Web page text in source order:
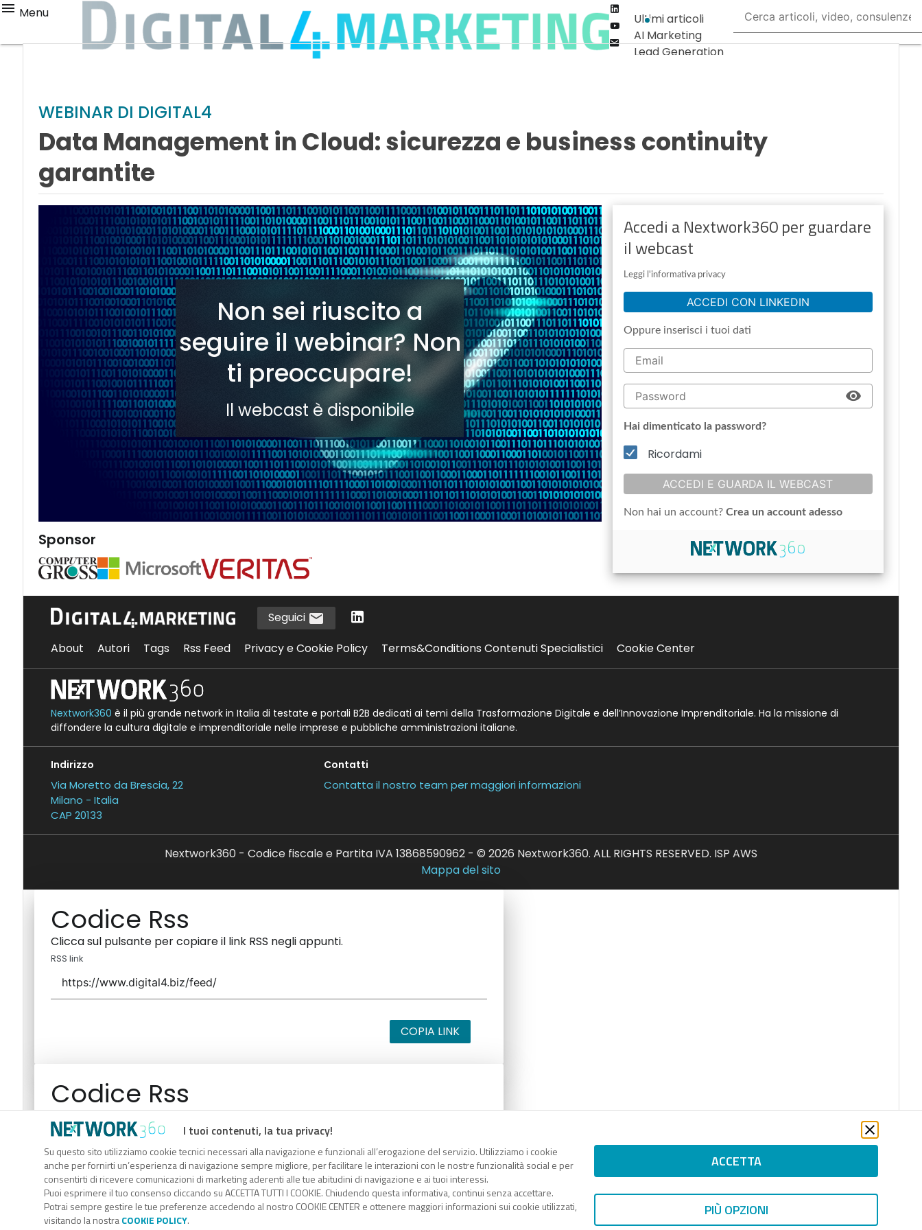
Menu
Youtube-
play
Email
Ultimi articoli
AI Marketing
Lead Generation
WEBINAR DI DIGITAL4
Data Management in Cloud: sicurezza e business continuity
garantite
Non sei riuscito a
seguire il webinar? Non
ti preoccupare!
Il webcast è disponibile
Sponsor
Accedi a Nextwork360 per guardare
il webcast
Leggi l'informativa privacy
ACCEDI CON LINKEDIN
Oppure inserisci i tuoi dati
Hai dimenticato la password?
Ricordami
ACCEDI E GUARDA IL WEBCAST
Non hai un account?Crea un account adesso
I tuoi contenuti, la tua privacy!
Su questo sito utilizziamo cookie tecnici necessari alla navigazione e funzionali all’erogazione del servizio. Utilizziamo i cookie
anche per fornirti un’esperienza di navigazione sempre migliore, per facilitare le interazioni con le nostre funzionalità social e per
consentirti di ricevere comunicazioni di marketing aderenti alle tue abitudini di navigazione e ai tuoi interessi.
Puoi esprimere il tuo consenso cliccando su ACCETTA TUTTI I COOKIE. Chiudendo questa informativa, continui senza accettare.
Potrai sempre gestire le tue preferenze accedendo al nostro COOKIE CENTER e ottenere maggiori informazioni sui cookie utilizzati,
visitando la nostraCOOKIE POLICY.
ACCETTA
PIÙ OPZIONI
Seguici
About
Autori Tags Rss Feed Privacy e Cookie Policy Terms&Conditions Contenuti Specialistici Cookie Center
Nextwork360 è il più grande network in Italia di testate e portali B2B dedicati ai temi della Trasformazione Digitale e dell’Innovazione Imprenditoriale. Ha la missione di
diffondere la cultura digitale e imprenditoriale nelle imprese e pubbliche amministrazioni italiane.
Indirizzo
Via Moretto da Brescia, 22
Milano - Italia
CAP 20133
Contatti
Contatta il nostro team per maggiori informazioni
Nextwork360 - Codice fiscale e Partita IVA 13868590962 - © 2026 Nextwork360. ALL RIGHTS RESERVED. ISP AWS
Mappa del sito
Codice Rss
Clicca sul pulsante per copiare il link RSS negli appunti.
RSS link
COPIA LINK
Codice Rss
Clicca sul pulsante per copiare il link RSS negli appunti.
RSS link
COPIA LINK